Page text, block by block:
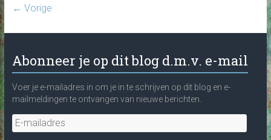
← Vorige
Abonneer je op dit blog d.m.v. e-mail
Voer je e-mailadres in om je in te schrijven op dit blog en e-
mailmeldingen te ontvangen van nieuwe berichten.
E-
mailadres